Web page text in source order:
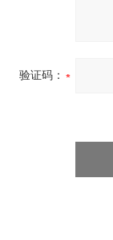
验证码：